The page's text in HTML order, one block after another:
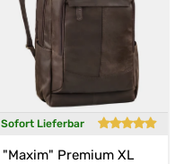
Sofort Lieferbar
"Maxim" Premium XL